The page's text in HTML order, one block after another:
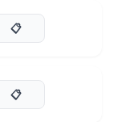
📋
📋